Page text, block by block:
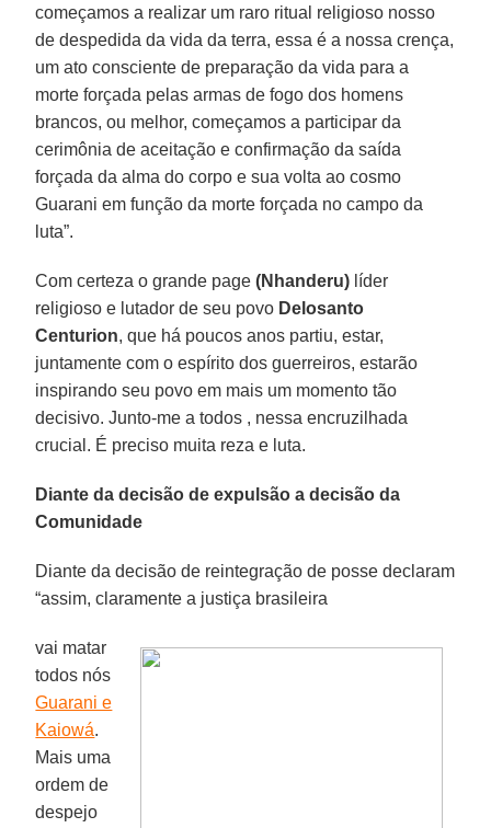
começamos a realizar um raro ritual religioso nosso
de despedida da vida da terra, essa é a nossa crença,
um ato consciente de preparação da vida para a
morte forçada pelas armas de fogo dos homens
brancos, ou melhor, começamos a participar da
cerimônia de aceitação e confirmação da saída
forçada da alma do corpo e sua volta ao cosmo
Guarani em função da morte forçada no campo da
luta”.
Com certeza o grande page(Nhanderu) líder
religioso e lutador de seu povo Delosanto
Centurion, que há poucos anos partiu, estar,
juntamente com o espírito dos guerreiros, estarão
inspirando seu povo em mais um momento tão
decisivo. Junto-me a todos , nessa encruzilhada
crucial. É preciso muita reza e luta.
Diante da decisão de expulsão a decisão da
Comunidade
Diante da decisão de reintegração de posse declaram
“assim, claramente a justiça brasileira
vai matar
todos nós
Guarani e
Kaiowá.
Mais uma
ordem de
despejo